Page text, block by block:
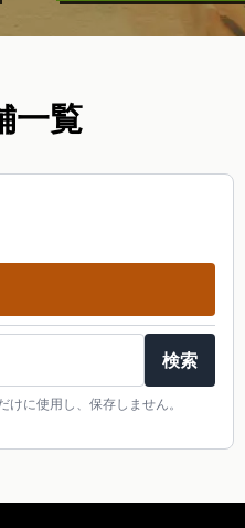
一覧
検索
に使用し、保存しません。